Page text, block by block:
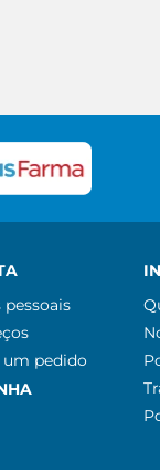
pedido